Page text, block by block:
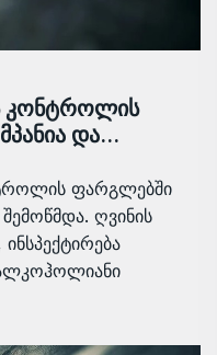
კონტროლის
და…
ფარგლებში
ღვინის